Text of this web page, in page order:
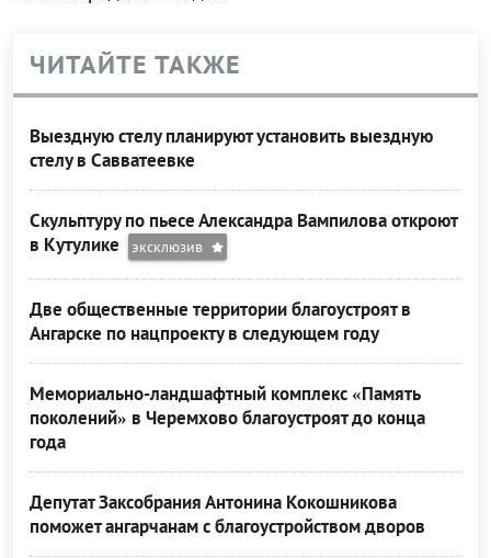
ЧИТАЙТЕ ТАКЖЕ
Выездную стелу планируют установить выездную
стелу в Савватеевке
Скульптуру по пьесе Александра Вампилова откроют
в Кутулике
эксклюзив
Две общественные территории благоустроят в
Ангарске по нацпроекту в следующем году
Мемориально-ландшафтный комплекс «Память
поколений» в Черемхово благоустроят до конца
года
Депутат Заксобрания Антонина Кокошникова
поможет ангарчанам с благоустройством дворов